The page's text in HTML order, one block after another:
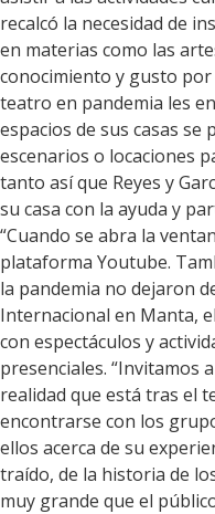
recalcó la necesidad de
en materias como las
conocimiento y gusto
teatro en pandemia les
espacios de sus casas
escenarios o locaciones
tanto así que Reyes y
su casa con la ayuda y
“Cuando se abra la
plataforma Youtube.
la pandemia no dejaron
Internacional en Manta,
con espectáculos y
presenciales. “Invitamos
realidad que está tras el
encontrarse con los
ellos acerca de su
traído, de la historia de
muy grande que el